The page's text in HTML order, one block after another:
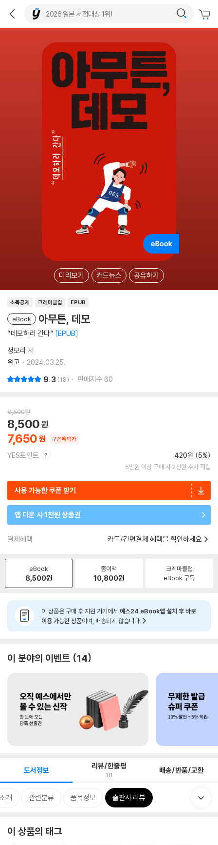
미리보기 카드뉴스 공유하기
소득공제 크레마클럽 EPUB
eBook 아무튼, 데모
“데모하러 간다” EPUB
정보라저
위고
2024.03.25.
9.3 18 판매지수 60
8,500원
7,650
8,500
쿠폰혜택가
YES포인트 420원 (5%)
5만원 이상 구매 시 2천원 추가 적립
사용 가능한 쿠폰 받기
앱 다운 시 1천원 상품권
결제혜택 카드/간편결제 혜택을 확인하세요
eBook
8,500원
종이책
10,800원
크레마클럽
eBook 구독
이 상품은 구매 후 지원 기기에서 예스24 eBook앱 설치 후 바로
이용 가능한 상품이며, 배송되지 않습니다.
이 분야의 이벤트 14
도서정보 리뷰/한줄평
18 배송/반품/교환
개 관련분류 품목정보 출판사 리뷰
이 상품의 태그